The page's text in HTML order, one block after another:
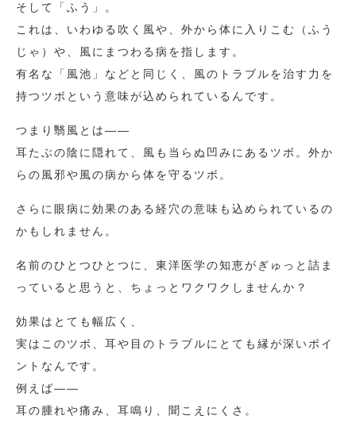
そして「ふう」。
これは、いわゆる吹く風や、外から体に入りこむ（ふう
じゃ）や、風にまつわる病を指します。
有名な「風池」などと同じく、風のトラブルを治す力を
持つツボという意味が込められているんです。
つまり翳風とは――
耳たぶの陰に隠れて、風も当らぬ凹みにあるツボ。外か
らの風邪や風の病から体を守るツボ。
さらに眼病に効果のある経穴の意味も込められているの
かもしれません。
名前のひとつひとつに、東洋医学の知恵がぎゅっと詰ま
っていると思うと、ちょっとワクワクしませんか？
効果はとても幅広く、
実はこのツボ、耳や目のトラブルにとても縁が深いポイ
ントなんです。
例えば――
耳の腫れや痛み、耳鳴り、聞こえにくさ。